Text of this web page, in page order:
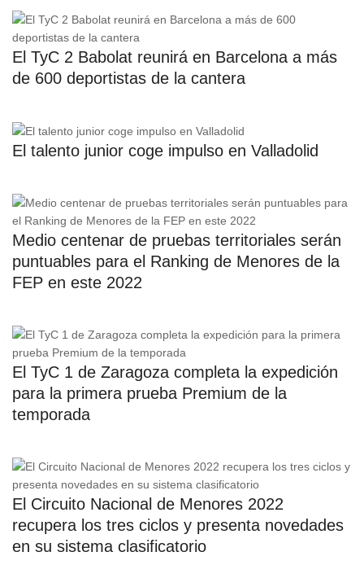
El TyC 2 Babolat reunirá en Barcelona a más
de 600 deportistas de la cantera
El talento junior coge impulso en Valladolid
Medio centenar de pruebas territoriales serán
puntuables para el Ranking de Menores de la
FEP en este 2022
El TyC 1 de Zaragoza completa la expedición
para la primera prueba Premium de la
temporada
El Circuito Nacional de Menores 2022
recupera los tres ciclos y presenta novedades
en su sistema clasificatorio